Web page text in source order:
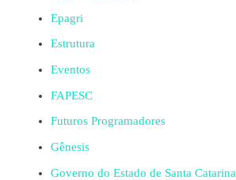
Epagri
Estrutura
Eventos
FAPESC
Futuros Programadores
Gênesis
Governo do Estado de Santa Catarina